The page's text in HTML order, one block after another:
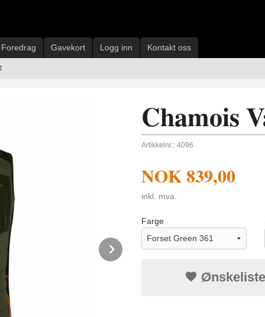
Foredrag Gavekort Logg inn Kontakt oss
Next
Chamois
Artikkelnr.: 4096
NOK 839,00
inkl. mva.
Farge
Ønskeliste